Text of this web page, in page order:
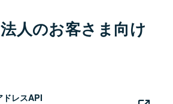
人のお客さま向け
ドレスAPI